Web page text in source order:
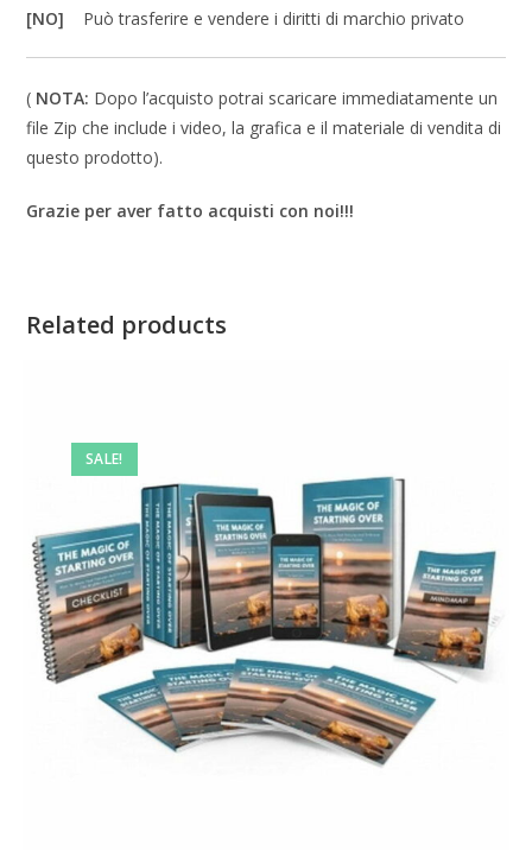
[NO] Può trasferire e vendere i diritti di marchio privato
( NOTA: Dopo l’acquisto potrai scaricare immediatamente un
file Zip che include i video, la grafica e il materiale di vendita di
questo prodotto).
Grazie per aver fatto acquisti con noi!!!
Related products
SALE!